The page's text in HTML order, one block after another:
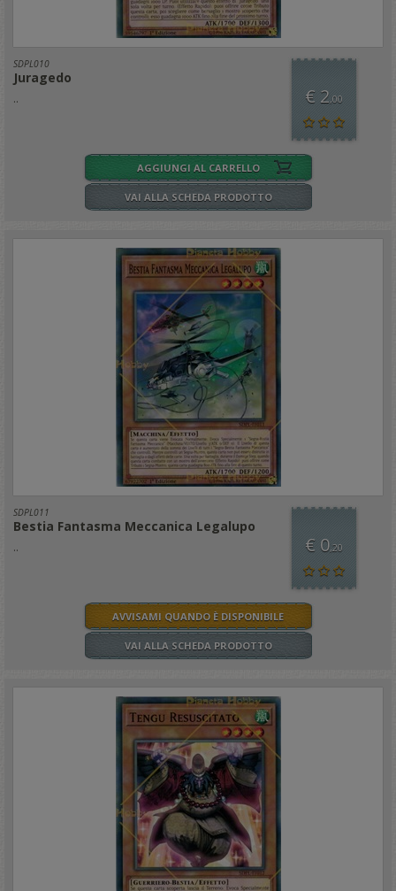
SDPL010
Juragedo
.. € 2,00
AGGIUNGI AL CARRELLO
VAI ALLA SCHEDA PRODOTTO
SDPL011
Bestia Fantasma Meccanica Legalupo
.. € 0,20
AVVISAMI QUANDO È DISPONIBILE
VAI ALLA SCHEDA PRODOTTO